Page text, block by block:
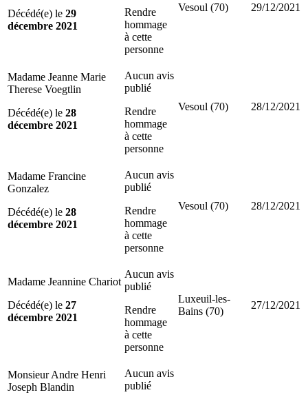
Décédé(e) le 29
décembre 2021
Rendre
hommage
à cette
personne
Vesoul (70) 29/12/2021
Madame Jeanne Marie
Therese Voegtlin
Décédé(e) le 28
décembre 2021
Aucun avis
publié
Rendre
hommage
à cette
personne
Vesoul (70) 28/12/2021
Madame Francine
Gonzalez
Décédé(e) le 28
décembre 2021
Aucun avis
publié
Rendre
hommage
à cette
personne
Vesoul (70) 28/12/2021
Madame Jeannine Chariot
Décédé(e) le 27
décembre 2021
Aucun avis
publié
Rendre
hommage
à cette
personne
Luxeuil-les-
Bains (70)
27/12/2021
Monsieur Andre Henri
Joseph Blandin
Aucun avis
publié